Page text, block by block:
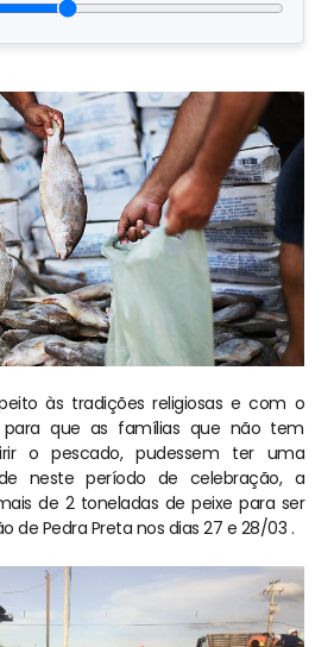
às tradições religiosas e com o
que as famílias que não tem
o pescado, pudessem ter uma
neste período de celebração, a
de 2 toneladas de peixe para ser
de Pedra Preta nos dias 27 e 28/03 .